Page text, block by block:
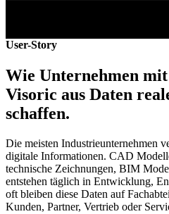
User-Story
Wie Unternehmen
Visoric aus Daten
schaffen.
Die meisten Industrieunternehmen
digitale Informationen. CAD
technische Zeichnungen, BIM
entstehen täglich in Entwicklung,
oft bleiben diese Daten auf
Kunden, Partner, Vertrieb oder